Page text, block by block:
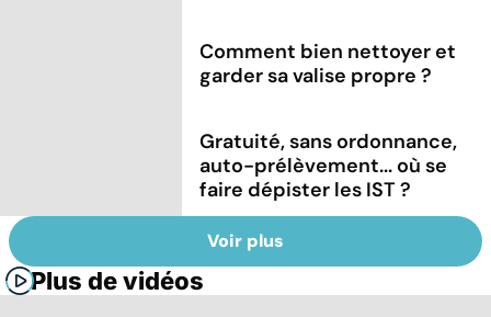
Comment bien nettoyer et
garder sa valise propre ?
Gratuité, sans ordonnance,
auto-prélèvement... où se
faire dépister les IST ?
Voir plus
Plus de vidéos